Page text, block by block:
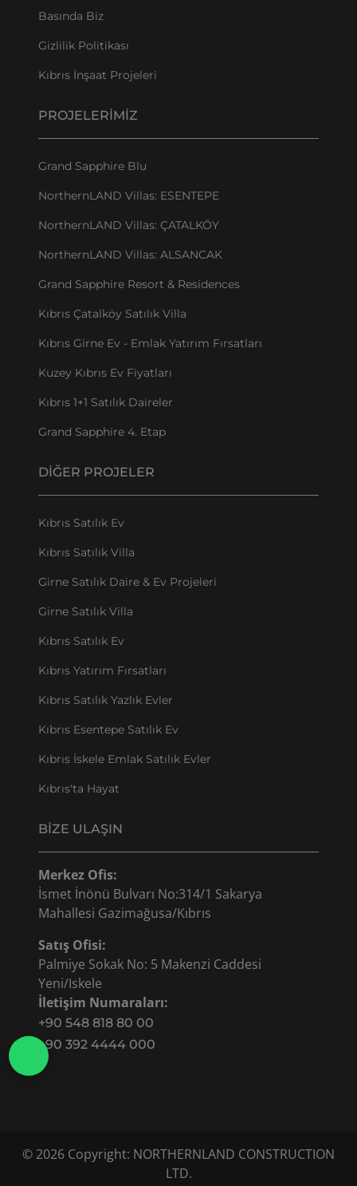
Basında Biz
Gizlilik Politikası
Kıbrıs İnşaat Projeleri
PROJELERIMIZ
Grand Sapphire Blu
NorthernLAND Villas: ESENTEPE
NorthernLAND Villas: ÇATALKÖY
NorthernLAND Villas: ALSANCAK
Grand Sapphire Resort & Residences
Kıbrıs Çatalköy Satılık Villa
Kıbrıs Girne Ev - Emlak Yatırım Fırsatları
Kuzey Kıbrıs Ev Fiyatları
Kıbrıs 1+1 Satılık Daireler
Grand Sapphire 4. Etap
DIĞER PROJELER
Kıbrıs Satılık Ev
Kıbrıs Satılık Villa
Girne Satılık Daire & Ev Projeleri
Girne Satılık Villa
Kıbrıs Satılık Ev
Kıbrıs Yatırım Fırsatları
Kıbrıs Satılık Yazlık Evler
Kıbrıs Esentepe Satılık Ev
Kıbrıs İskele Emlak Satılık Evler
Kıbrıs'ta Hayat
BIZE ULAŞIN
Merkez Ofis:
İsmet İnönü Bulvarı No:314/1 Sakarya
Mahallesi Gazimağusa/Kıbrıs
Satış Ofisi:
Palmiye Sokak No: 5 Makenzi Caddesi
Yeni/Iskele
İletişim Numaraları:
+90 548 818 80 00
+90 392 4444 000
© 2026 Copyright: NORTHERNLAND CONSTRUCTION
LTD.